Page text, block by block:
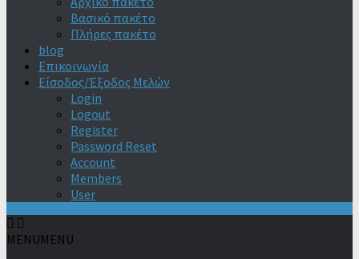
Βασικό πακέτο
Πλήρες πακέτο
blog
Επικοινωνία
Είσοδος/Έξοδος Μελών
Login
Logout
Register
Password Reset
Account
Members
User
MENUMENU